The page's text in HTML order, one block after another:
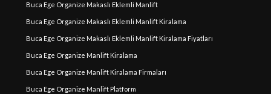
Buca Ege Organize Makaslı Eklemli Manlift
Buca Ege Organize Makaslı Eklemli Manlift Kiralama
Buca Ege Organize Makaslı Eklemli Manlift Kiralama Fiyatları
Buca Ege Organize Manlift Kiralama
Buca Ege Organize Manlift Kiralama Firmaları
Buca Ege Organize Manlift Platform